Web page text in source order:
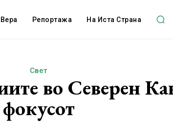
Вера Репортажа На Иста Страна
Свет
во Северен
фокусот